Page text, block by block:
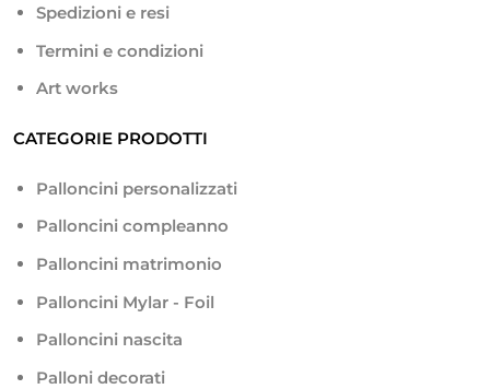
Spedizioni e resi
Termini e condizioni
Art works
CATEGORIE PRODOTTI
Palloncini personalizzati
Palloncini compleanno
Palloncini matrimonio
Palloncini Mylar - Foil
Palloncini nascita
Palloni decorati